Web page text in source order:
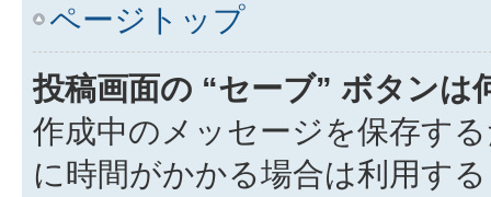
ページトップ
投稿画面の “セーブ” ボタンは
作成中のメッセージを保存す
に時間がかかる場合は利用す